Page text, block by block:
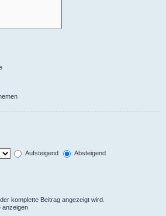
Aufsteigend
Absteigend
komplette Beitrag angezeigt wird.
anzeigen